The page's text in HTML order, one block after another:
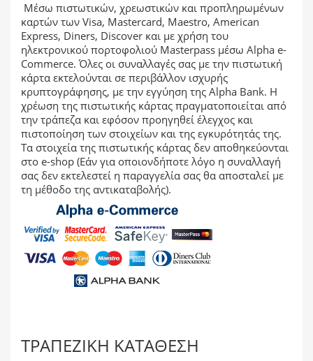
Μέσω πιστωτικών, χρεωστικών και προπληρωμένων
καρτών των Visa, Mastercard, Maestro, American
Express, Diners, Discover και με χρήση του
ηλεκτρονικού πορτοφολιού Masterpass μέσω Alpha e-
Commerce. Όλες οι συναλλαγές σας με την πιστωτική
κάρτα εκτελούνται σε περιβάλλον ισχυρής
κρυπτογράφησης, με την εγγύηση της Alpha Bank. Η
χρέωση της πιστωτικής κάρτας πραγματοποιείται από
την τράπεζα και εφόσον προηγηθεί έλεγχος και
πιστοποίηση των στοιχείων και της εγκυρότητάς της.
Τα στοιχεία της πιστωτικής κάρτας δεν αποθηκεύονται
στο e-shop (Εάν για οποιονδήποτε λόγο η συναλλαγή
σας δεν εκτελεστεί η παραγγελία σας θα αποσταλεί με
τη μέθοδο της αντικαταβολής).
ΤΡΑΠΕΖΙΚΉ ΚΑΤΆΘΕΣΗ